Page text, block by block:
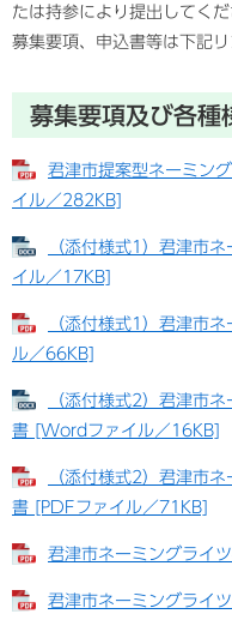
たは持参により提出してくだ
募集要項、申込書等は下記
募集要項及び各種
君津市提案型ネーミン
イル／282KB]
（添付様式1）君津市
イル／17KB]
（添付様式1）君津市
ル／66KB]
（添付様式2）君津市
書 [Wordファイル／16KB]
（添付様式2）君津市
書 [PDFファイル／71KB]
君津市ネーミングライ
君津市ネーミングライ